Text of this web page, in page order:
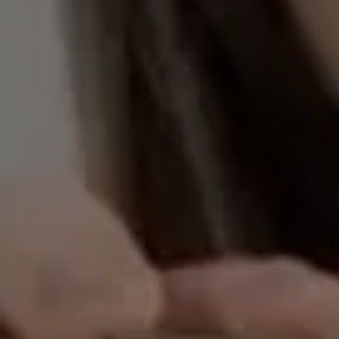
viver, tendências e comportamentos.
um mundo multifacetado.
para móveis em geral, conforme padrão
na embalagem:
320mm
332mm